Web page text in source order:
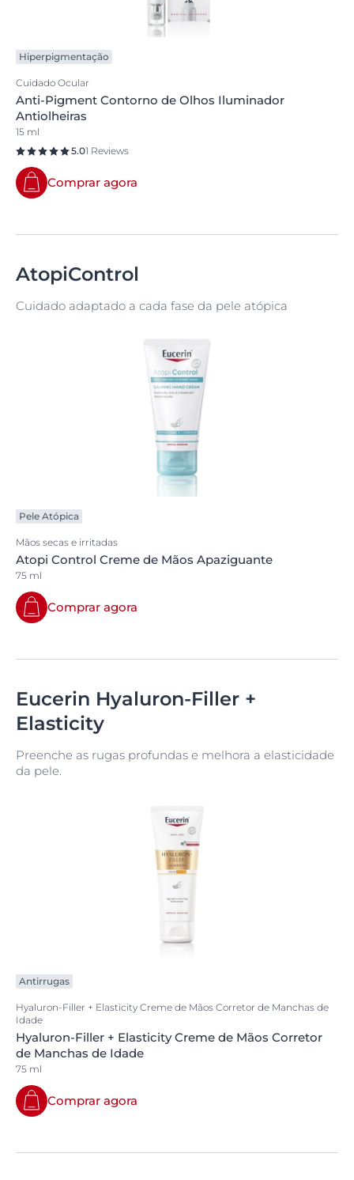
Hiperpigmentação
Cuidado Ocular
Anti-Pigment Contorno de Olhos Iluminador
Antiolheiras
15 ml
5.01 Reviews
Comprar agora
AtopiControl
Cuidado adaptado a cada fase da pele atópica
Pele Atópica
Mãos secas e irritadas
Atopi Control Creme de Mãos Apaziguante
75 ml
Comprar agora
Eucerin Hyaluron-Filler +
Elasticity
Preenche as rugas profundas e melhora a elasticidade
da pele.
Antirrugas
Hyaluron-Filler + Elasticity Creme de Mãos Corretor de Manchas de
Idade
Hyaluron-Filler + Elasticity Creme de Mãos Corretor
de Manchas de Idade
75 ml
Comprar agora